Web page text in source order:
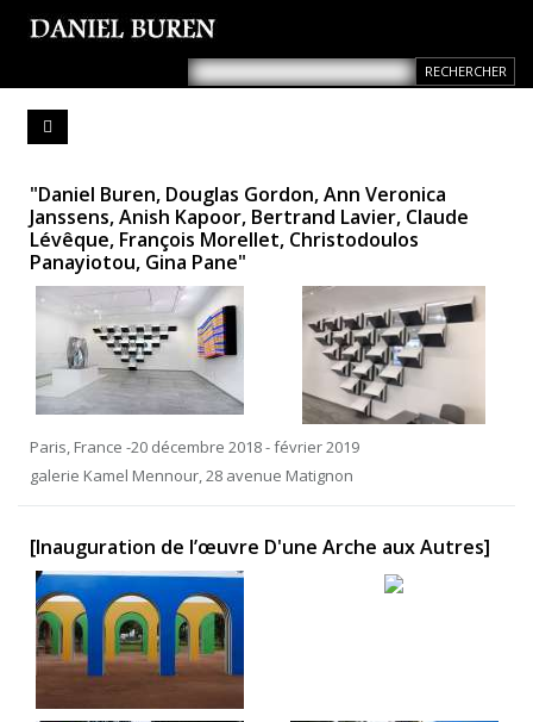
"Daniel Buren, Douglas Gordon, Ann Veronica
Janssens, Anish Kapoor, Bertrand Lavier, Claude
Lévêque, François Morellet, Christodoulos
Panayiotou, Gina Pane"
Paris, France -20 décembre 2018 - février 2019
galerie Kamel Mennour, 28 avenue Matignon
[Inauguration de l’œuvre D'une Arche aux Autres]